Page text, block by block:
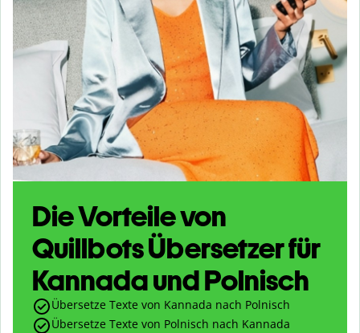
Die Vorteile von
Quillbots Übersetzer für
Kannada und Polnisch
Übersetze Texte von Kannada nach Polnisch
Übersetze Texte von Polnisch nach Kannada